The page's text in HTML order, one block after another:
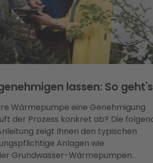
lassen: So geht's
Wärmepumpe eine Genehmigung
der Prozess konkret ab? Die
zeigt Ihnen den typischen
Anlagen wie
Grundwasser-Wärmepumpen.